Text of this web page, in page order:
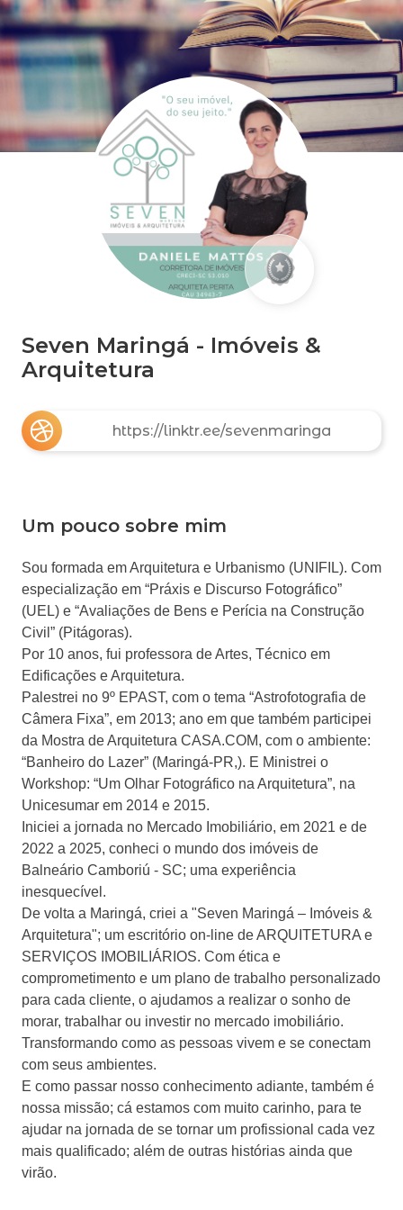
Seven Maringá - Imóveis &
Arquitetura
https://linktr.ee/sevenmaringa
Um pouco sobre mim
Sou formada em Arquitetura e Urbanismo (UNIFIL). Com
especialização em “Práxis e Discurso Fotográfico”
(UEL) e “Avaliações de Bens e Perícia na Construção
Civil” (Pitágoras).
Por 10 anos, fui professora de Artes, Técnico em
Edificações e Arquitetura.
Palestrei no 9º EPAST, com o tema “Astrofotografia de
Câmera Fixa”, em 2013; ano em que também participei
da Mostra de Arquitetura CASA.COM, com o ambiente:
“Banheiro do Lazer” (Maringá-PR,). E Ministrei o
Workshop: “Um Olhar Fotográfico na Arquitetura”, na
Unicesumar em 2014 e 2015.
Iniciei a jornada no Mercado Imobiliário, em 2021 e de
2022 a 2025, conheci o mundo dos imóveis de
Balneário Camboriú - SC; uma experiência
inesquecível.
De volta a Maringá, criei a "Seven Maringá – Imóveis &
Arquitetura"; um escritório on-line de ARQUITETURA e
SERVIÇOS IMOBILIÁRIOS. Com ética e
comprometimento e um plano de trabalho personalizado
para cada cliente, o ajudamos a realizar o sonho de
morar, trabalhar ou investir no mercado imobiliário.
Transformando como as pessoas vivem e se conectam
com seus ambientes.
E como passar nosso conhecimento adiante, também é
nossa missão; cá estamos com muito carinho, para te
ajudar na jornada de se tornar um profissional cada vez
mais qualificado; além de outras histórias ainda que
virão.